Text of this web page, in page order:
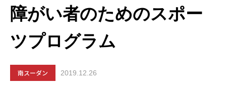
障がい者のためのスポー
ツプログラム
南スーダン 2019.12.26